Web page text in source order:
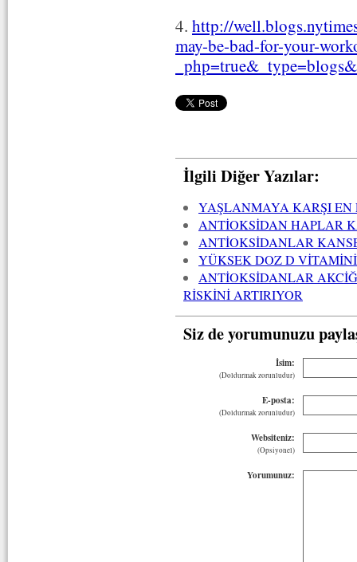
4. http://
may-be-bad-for-your-
İlgili Diğer Yazılar:
YAŞLANMAYA KARŞI
ANTİOKSİDAN HAPLAR
ANTİOKSİDANLAR
YÜKSEK DOZ D
ANTİOKSİDANLAR
RİSKİNİ ARTIRIYOR
Siz de yorumunuzu
İsim:
(Doldurmak zorunludur)
E-posta:
(Doldurmak zorunludur)
Websiteniz:
(Opsiyonel)
Yorumunuz: